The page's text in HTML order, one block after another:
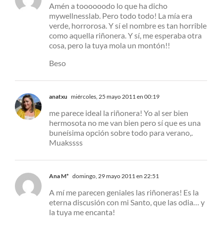
Amén a toooooodo lo que ha dicho
mywellnesslab. Pero todo todo! La mía era
verde, horrorosa. Y sí el nombre es tan horrible
como aquella riñonera. Y sí, me esperaba otra
cosa, pero la tuya mola un montón!!
Beso
anatxu miércoles, 25 mayo 2011 en 00:19
me parece ideal la riñonera! Yo al ser bien
hermosota no me van bien pero sí que es una
buneísima opción sobre todo para verano,.
Muakssss
Ana M* domingo, 29 mayo 2011 en 22:51
A mí me parecen geniales las riñoneras! Es la
eterna discusión con mi Santo, que las odia… y
la tuya me encanta!